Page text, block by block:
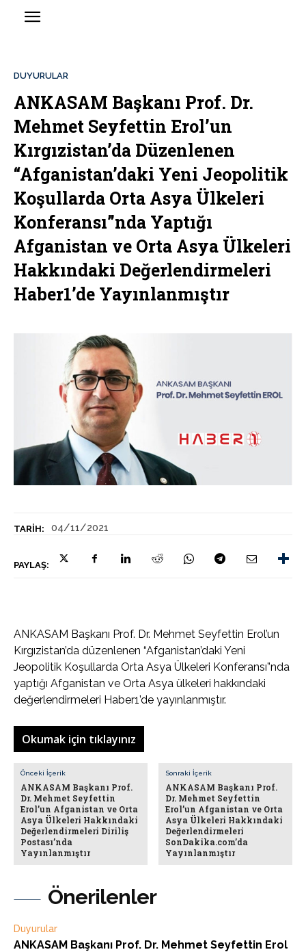
TARIH: 04/11/2021
PAYLAŞ:
DUYURULAR
ANKASAM Başkanı Prof. Dr.
Mehmet Seyfettin Erol’un
Kırgızistan’da Düzenlenen
“Afganistan’daki Yeni Jeopolitik
Koşullarda Orta Asya Ülkeleri
Konferansı”nda Yaptığı
Afganistan ve Orta Asya Ülkeleri
Hakkındaki Değerlendirmeleri
Haber1’de Yayınlanmıştır
Önerilenler
Duyurular
ANKASAM Başkanı Prof. Dr. Mehmet Seyfettin Erol
ANKASAM Başkanı Prof. Dr. Mehmet Seyfettin Erol’un
Kırgızistan’da düzenlenen “Afganistan’daki Yeni
Jeopolitik Koşullarda Orta Asya Ülkeleri Konferansı”nda
yaptığı Afganistan ve Orta Asya ülkeleri hakkındaki
değerlendirmeleri Haber1’de yayınlanmıştır.
Okumak için tıklayınız
Önceki İçerik
ANKASAM Başkanı Prof.
Dr. Mehmet Seyfettin
Erol’un Afganistan ve Orta
Asya Ülkeleri Hakkındaki
Değerlendirmeleri Diriliş
Postası’nda
Yayınlanmıştır
Sonraki İçerik
ANKASAM Başkanı Prof.
Dr. Mehmet Seyfettin
Erol’un Afganistan ve Orta
Asya Ülkeleri Hakkındaki
Değerlendirmeleri
SonDakika.com’da
Yayınlanmıştır